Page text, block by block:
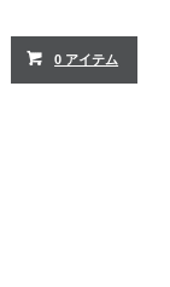
0 アイテム